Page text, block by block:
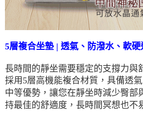
5層複合坐墊 | 透氣、防潑水、軟硬
長時間的靜坐需要穩定的支撐力與
採用5層高機能複合材質，具備透
中等優勢，讓您在靜坐時減少臀部
持最佳的舒適度，長時間冥想也不